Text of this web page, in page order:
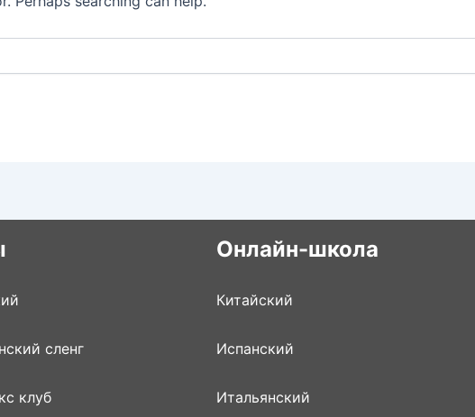
сленг
клуб
Онлайн-школа
Китайский
Испанский
Итальянский